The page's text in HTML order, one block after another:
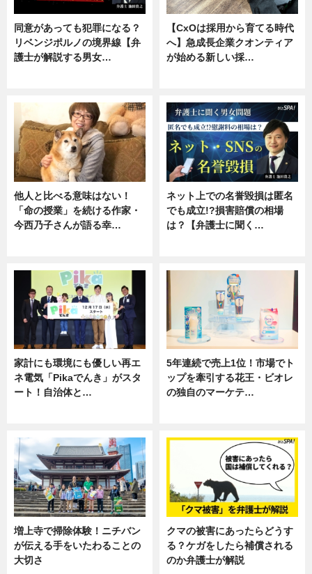
同意があっても犯罪になる？
リベンジポルノの境界線【弁
護士が解説する男女…
【CxOは採用から育てる時代
へ】急成長企業クオンティア
が始める新しい採…
他人と比べる意味はない！
「命の授業」を続ける作家・
今西乃子さんが語る幸…
ネット上での名誉毀損は匿名
でも成立!?損害賠償の相場
は？【弁護士に聞く…
家計にも環境にも優しい再エ
ネ電気「Pikaでんき」がスタ
ート！自治体と…
5年連続で売上1位！市場でト
ップを牽引する花王・ビオレ
の独自のマーケテ…
増上寺で掃除体験！ニチバン
が伝える手をいたわることの
大切さ
クマの被害にあったらどうす
る？ケガをしたら補償される
のか弁護士が解説